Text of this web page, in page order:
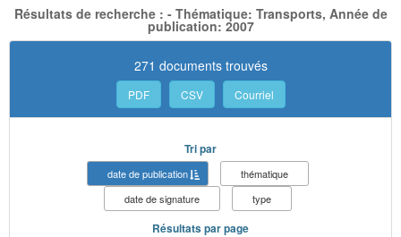
Résultats de recherche : - Thématique: Transports, Année de
publication: 2007
271 documents trouvés
PDF CSV Courriel
Tri par
date de publication
thématique
date de signature
type
Résultats par page